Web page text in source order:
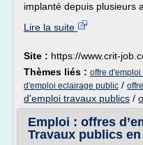
implanté depuis plusieurs
Lire la suite
Site : https://www.crit-
Thèmes liés : offre
d'emploi eclairage public /
d'emploi travaux publics /
Emploi : offres
Travaux publics en